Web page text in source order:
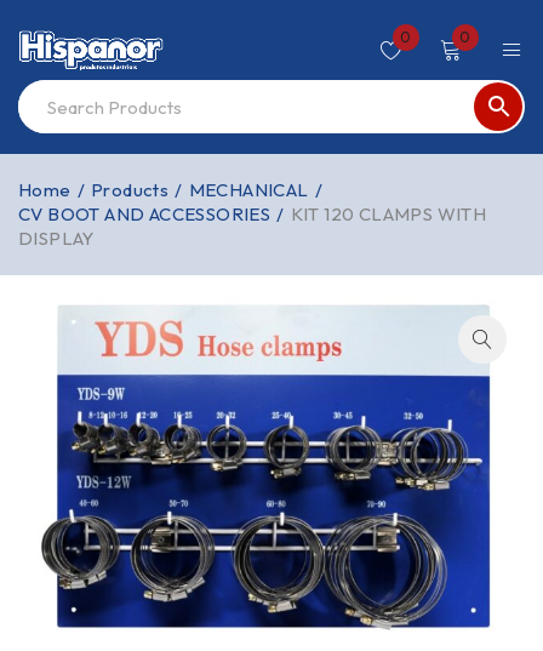
0 0
Home / Products / MECHANICAL /
CV BOOT AND ACCESSORIES / KIT 120 CLAMPS WITH
DISPLAY